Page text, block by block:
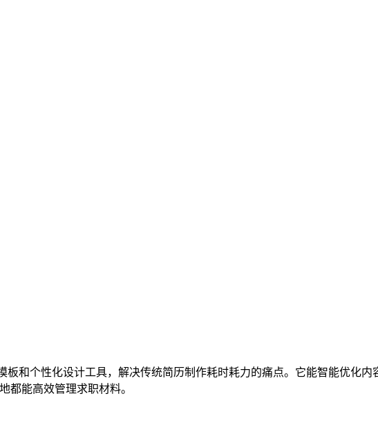
和个性化设计工具，解决传统简历制作耗时耗力的痛点。它能智能优化
都能高效管理求职材料。